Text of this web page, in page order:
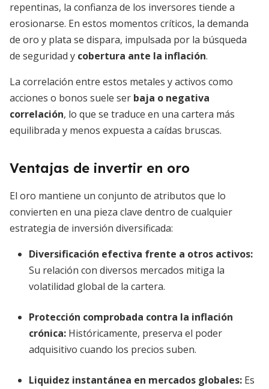
repentinas, la confianza de los inversores tiende a
erosionarse. En estos momentos críticos, la demanda
de oro y plata se dispara, impulsada por la búsqueda
de seguridad y cobertura ante la inflación.
La correlación entre estos metales y activos como
acciones o bonos suele ser baja o negativa
correlación, lo que se traduce en una cartera más
equilibrada y menos expuesta a caídas bruscas.
Ventajas de invertir en oro
El oro mantiene un conjunto de atributos que lo
convierten en una pieza clave dentro de cualquier
estrategia de inversión diversificada:
Diversificación efectiva frente a otros activos:
Su relación con diversos mercados mitiga la
volatilidad global de la cartera.
Protección comprobada contra la inflación
crónica: Históricamente, preserva el poder
adquisitivo cuando los precios suben.
Liquidez instantánea en mercados globales: Es